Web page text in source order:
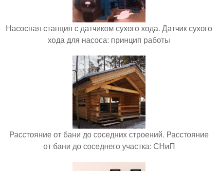
Насосная станция с датчиком сухого хода. Датчик сухого
хода для насоса: принцип работы
Расстояние от бани до соседних строений. Расстояние
от бани до соседнего участка: СНиП